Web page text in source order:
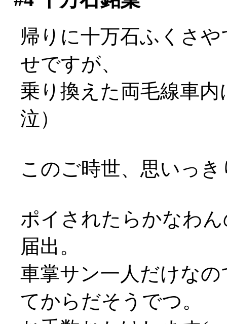
帰りに十万石ふくさ
せですが、
乗り換えた両毛線車
泣）
このご時世、思いっ
ポイされたらかなわ
届出。
車掌サン一人だけな
てからだそうでつ。